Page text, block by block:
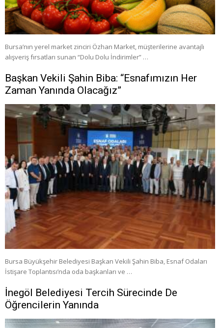
Bursa’nın yerel market zinciri Özhan Market, müşterilerine avantajlı
alışveriş fırsatları sunan “Dolu Dolu İndirimler” …
Başkan Vekili Şahin Biba: “Esnafımızın Her
Zaman Yanında Olacağız”
Bursa Büyükşehir Belediyesi Başkan Vekili Şahin Biba, Esnaf Odaları
İstişare Toplantısı’nda oda başkanları ve …
İnegöl Belediyesi Tercih Sürecinde De
Öğrencilerin Yanında